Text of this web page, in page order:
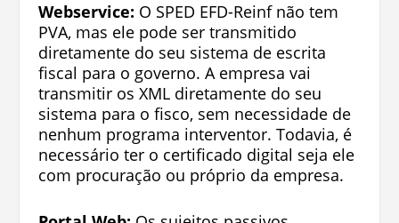
Webservice: O SPED EFD-Reinf não tem
PVA, mas ele pode ser transmitido
diretamente do seu sistema de escrita
fiscal para o governo. A empresa vai
transmitir os XML diretamente do seu
sistema para o fisco, sem necessidade de
nenhum programa interventor. Todavia, é
necessário ter o certificado digital seja ele
com procuração ou próprio da empresa.